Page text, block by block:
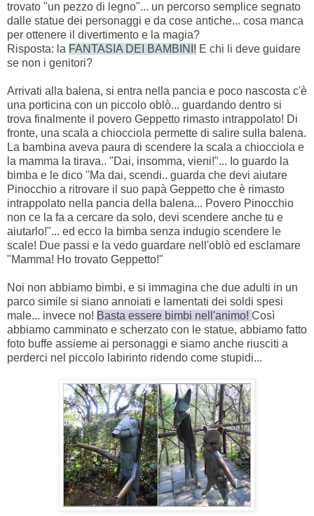
trovato "un pezzo di legno"... un percorso semplice segnato
dalle statue dei personaggi e da cose antiche... cosa manca
per ottenere il divertimento e la magia?
Risposta: la FANTASIA DEI BAMBINI! E chi li deve guidare
se non i genitori?
Arrivati alla balena, si entra nella pancia e poco nascosta c'è
una porticina con un piccolo oblò... guardando dentro si
trova finalmente il povero Geppetto rimasto intrappolato! Di
fronte, una scala a chiocciola permette di salire sulla balena.
La bambina aveva paura di scendere la scala a chiocciola e
la mamma la tirava.. "Dai, insomma, vieni!"... Io guardo la
bimba e le dico "Ma dai, scendi.. guarda che devi aiutare
Pinocchio a ritrovare il suo papà Geppetto che è rimasto
intrappolato nella pancia della balena... Povero Pinocchio
non ce la fa a cercare da solo, devi scendere anche tu e
aiutarlo!"... ed ecco la bimba senza indugio scendere le
scale! Due passi e la vedo guardare nell'oblò ed esclamare
"Mamma! Ho trovato Geppetto!"
Noi non abbiamo bimbi, e si immagina che due adulti in un
parco simile si siano annoiati e lamentati dei soldi spesi
male... invece no! Basta essere bimbi nell'animo! Così
abbiamo camminato e scherzato con le statue, abbiamo fatto
foto buffe assieme ai personaggi e siamo anche riusciti a
perderci nel piccolo labirinto ridendo come stupidi...